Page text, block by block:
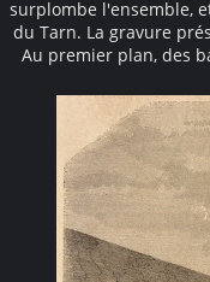
surplombe l'ensemble,
du Tarn. La gravure
Au premier plan, des